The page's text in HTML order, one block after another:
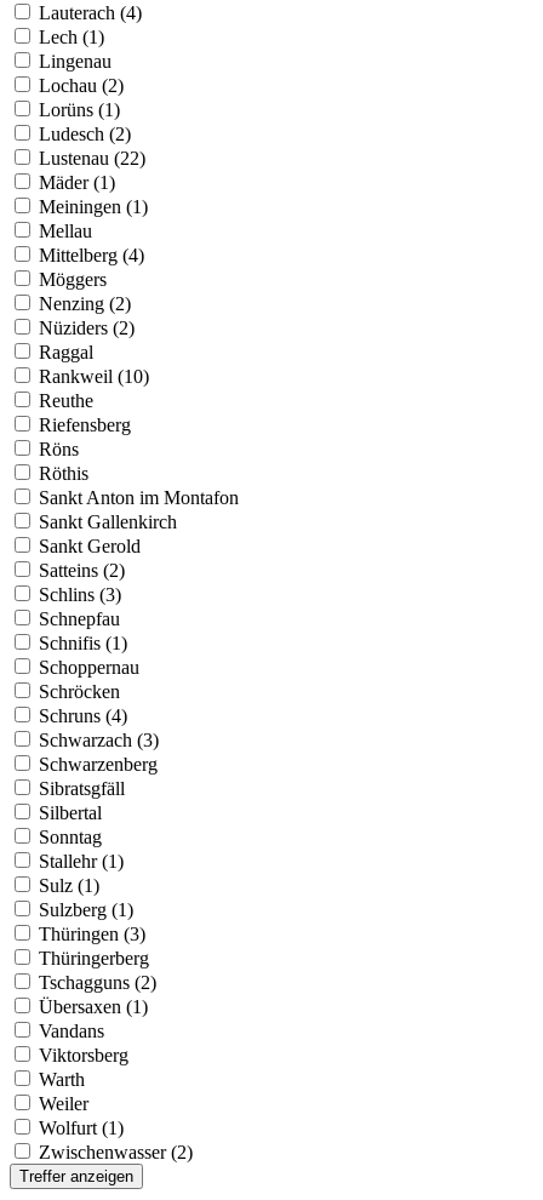
Lauterach (4)
Lech (1)
Lingenau
Lochau (2)
Lorüns (1)
Ludesch (2)
Lustenau (22)
Mäder (1)
Meiningen (1)
Mellau
Mittelberg (4)
Möggers
Nenzing (2)
Nüziders (2)
Raggal
Rankweil (10)
Reuthe
Riefensberg
Röns
Röthis
Sankt Anton im Montafon
Sankt Gallenkirch
Sankt Gerold
Satteins (2)
Schlins (3)
Schnepfau
Schnifis (1)
Schoppernau
Schröcken
Schruns (4)
Schwarzach (3)
Schwarzenberg
Sibratsgfäll
Silbertal
Sonntag
Stallehr (1)
Sulz (1)
Sulzberg (1)
Thüringen (3)
Thüringerberg
Tschagguns (2)
Übersaxen (1)
Vandans
Viktorsberg
Warth
Weiler
Wolfurt (1)
Zwischenwasser (2)
Treffer anzeigen